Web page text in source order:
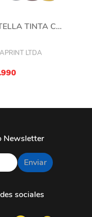
BOTELLA TINTA CREAPRINT T49 COMPATIBLE F170 Y F570
LTDA
Newsletter
Enviar
sociales